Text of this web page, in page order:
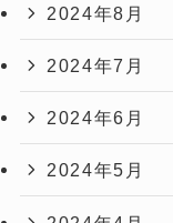
2024年8月
2024年7月
2024年6月
2024年5月